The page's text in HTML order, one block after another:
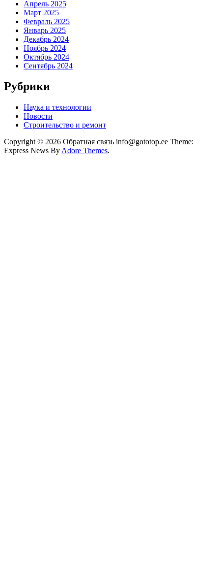
Апрель 2025
Март 2025
Февраль 2025
Январь 2025
Декабрь 2024
Ноябрь 2024
Октябрь 2024
Сентябрь 2024
Рубрики
Наука и технологии
Новости
Строительство и ремонт
Copyright © 2026 Обратная связь info@gototop.ee Theme:
Express News By Adore Themes.